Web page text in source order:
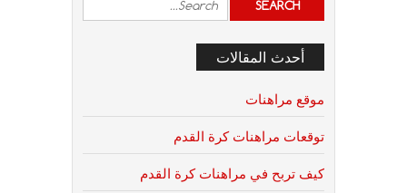
أحدث المقالات
موقع مراهنات
توقعات مراهنات كرة القدم
كيف تربح في مراهنات كرة القدم